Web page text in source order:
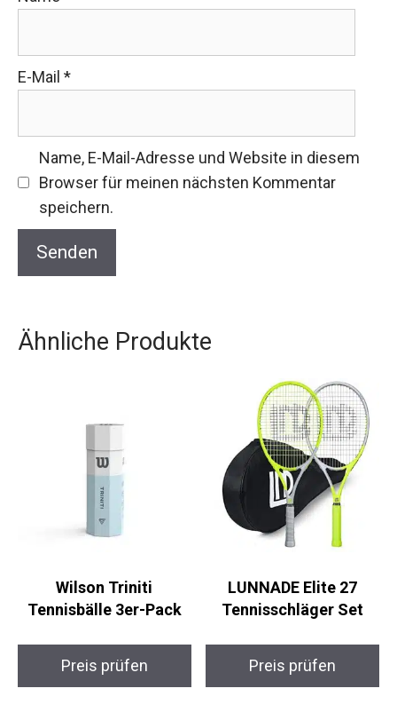
E-Mail *
Name, E-Mail-Adresse und Website in diesem
Browser für meinen nächsten Kommentar
speichern.
Ähnliche Produkte
Wilson Triniti
Tennisbälle 3er-Pack
Preis prüfen
LUNNADE Elite 27
Tennisschläger Set
Preis prüfen